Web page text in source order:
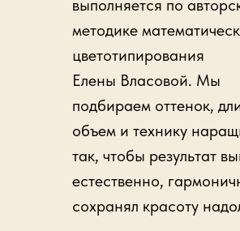
выполняется по
методике
цветотипирования
Елены Власовой. Мы
подбираем оттенок,
объем и технику
так, чтобы результат
естественно,
сохранял красоту